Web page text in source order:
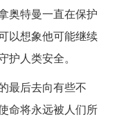
奥特曼一直在保护
以想象他可能继续
人类安全。
最后去向有些不
命将永远被人们所